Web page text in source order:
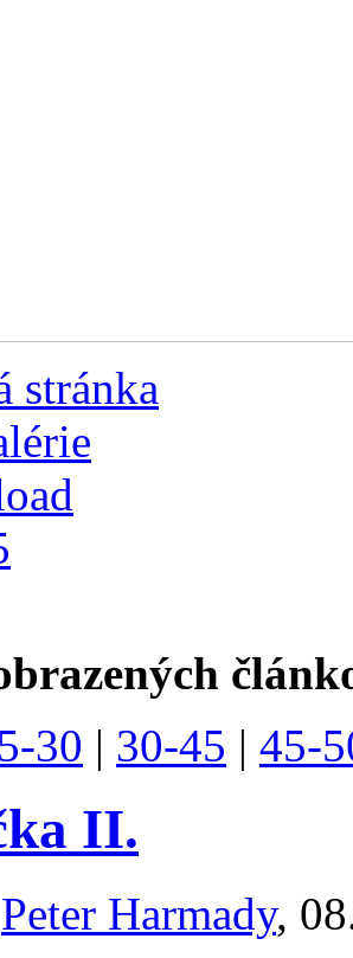
stránka
30 | 30-45 | 45-
II.
Peter Harmady,